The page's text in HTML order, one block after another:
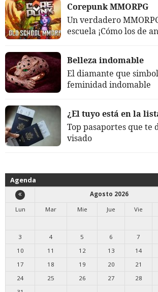
Corepunk MMORPG
Un verdadero
escuela ¡Cómo los de
Belleza indomable
El diamante que
feminidad indomable
¿El tuyo está en la
Top pasaportes que te
visado
Agenda
Agosto 2026
Lun
Mar Mie Jue Vie
3
4 5 6 7
10
11 12 13 14
17
18 19 20 21
24
25 26 27 28